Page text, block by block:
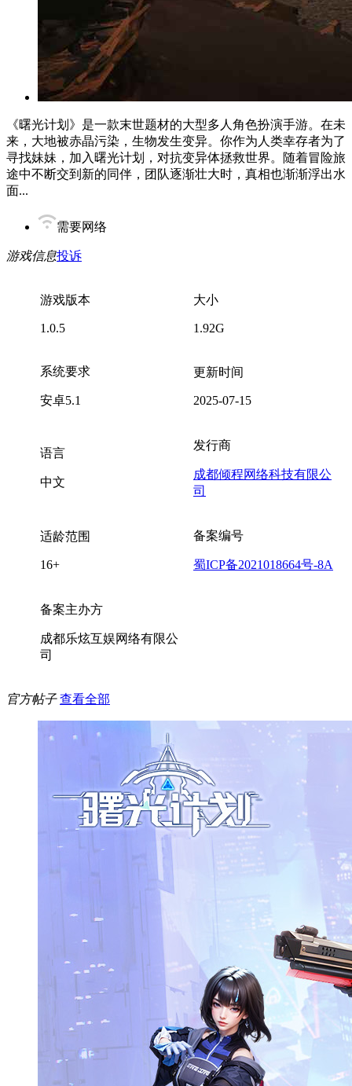
《曙光计划》是一款末世题材的大型多人角色扮演手游。在未
来，大地被赤晶污染，生物发生变异。你作为人类幸存者为了
寻找妹妹，加入曙光计划，对抗变异体拯救世界。随着冒险旅
途中不断交到新的同伴，团队逐渐壮大时，真相也渐渐浮出水
面...
需要网络
游戏信息投诉
游戏版本
1.0.5
大小
1.92G
系统要求
安卓5.1
更新时间
2025-07-15
语言
中文
发行商
成都倾程网络科技有限公
司
适龄范围
16+
备案编号
蜀ICP备2021018664号-8A
备案主办方
成都乐炫互娱网络有限公
司
官方帖子 查看全部